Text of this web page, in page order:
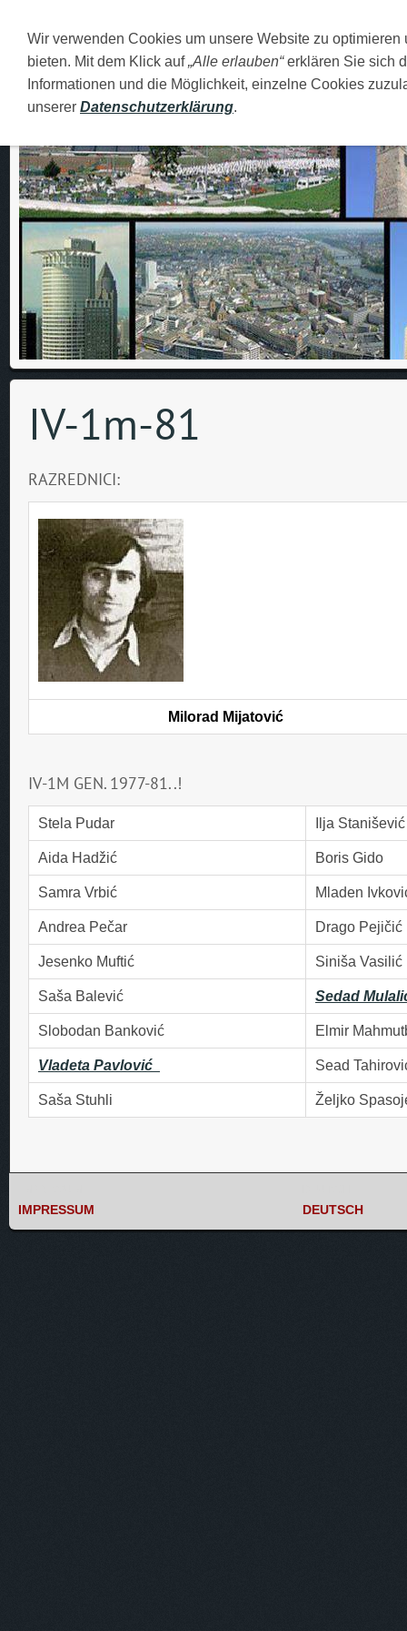
DEUTSCH O MENI FAMILIJA MOJI GRADOVI
IV-1m-81
RAZREDNICI:
Milorad Mijatović
IV-1M GEN. 1977-81..!
Stela Pudar Ilja Stanišević
Aida Hadžić Boris Gido
Samra Vrbić Mladen
Andrea Pečar Drago Pejičić
Jesenko Muftić Siniša
Saša Balević Sedad
Slobodan Banković Elmir
Vladeta Pavlović Sead
Saša Stuhli Željko
IMPRESSUM DEUTSCH
Wir verwenden Cookies um unsere Website zu
bieten. Mit dem Klick auf„Alle erlauben“erklären Sie sich
Informationen und die Möglichkeit, einzelne Cookies
unserer Datenschutzerklärung.